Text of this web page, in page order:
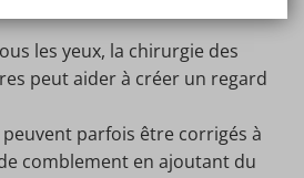
sans engagement et
regard que vous souhaitez.
les yeux, la chirurgie des
peut aider à créer un regard
parfois être corrigés à
comblement en ajoutant du